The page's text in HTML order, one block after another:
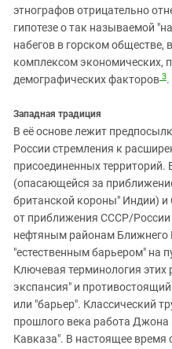
этнографов отрицательно
гипотезе о так называемой
набегов в горском
комплексом экономических,
демографических факторов 3.
Западная традиция
В её основе лежит
России стремления к
присоединенных территорий.
(опасающейся за
британской короны" Индии)
от приближения СССР/России
нефтяным районам Ближнего
"естественным барьером" на
Ключевая терминология этих
экспансия" и
или "барьер". Классический
прошлого века работа Джона
Кавказа". В настоящее время